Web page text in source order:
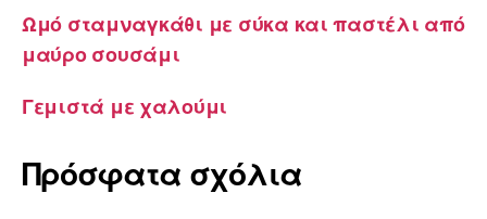
Ωμό σταμναγκάθι με σύκα και παστέλι από
μαύρο σουσάμι
Γεμιστά με χαλούμι
Πρόσφατα σχόλια